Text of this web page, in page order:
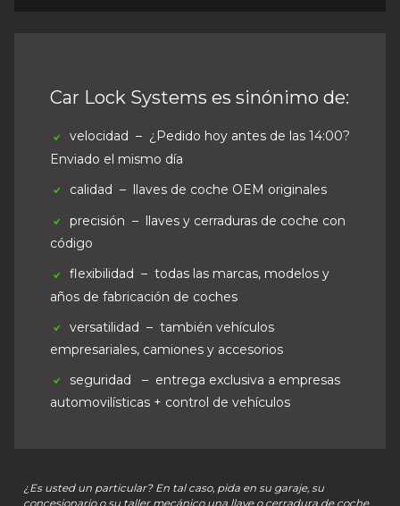
Car Lock Systems es sinónimo de:
velocidad – ¿Pedido hoy antes de las 14:00?
Enviado el mismo día
calidad – llaves de coche OEM originales
precisión – llaves y cerraduras de coche con
código
flexibilidad – todas las marcas, modelos y
años de fabricación de coches
versatilidad – también vehículos
empresariales, camiones y accesorios
seguridad
– entrega exclusiva a empresas
automovilísticas + control de vehículos
¿Es usted un particular? En tal caso, pida en su garaje, su
concesionario o su taller mecánico una llave o cerradura de coche